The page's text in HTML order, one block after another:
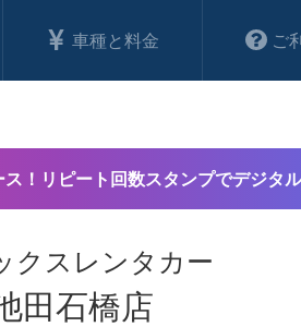
車種と料金 ご
！リピート回数スタンプでデジタ
クスレンタカー
田石橋店